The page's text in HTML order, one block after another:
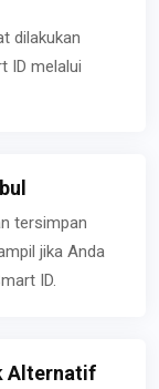
dilakukan
ID melalui
tersimpan
jika Anda
ID.
Alternatif